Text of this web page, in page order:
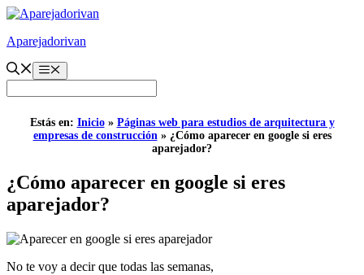
Saltar
contenido
Aparejadorivan
Menú
Estás en: Inicio» Páginas web para estudios de arquitectura y
empresas de construcción» ¿Cómo aparecer en google si eres
aparejador?
¿Cómo aparecer en google si eres
aparejador?
No te voy a decir que todas las semanas,